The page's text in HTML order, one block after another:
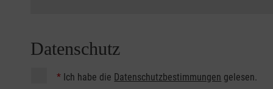
Datenschutz
* Ich habe die Datenschutzbestimmungen gelesen.